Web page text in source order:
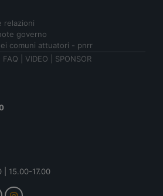
relazioni
governo
comuni attuatori - pnrr
FAQ VIDEO SPONSOR
| 15.00-17.00